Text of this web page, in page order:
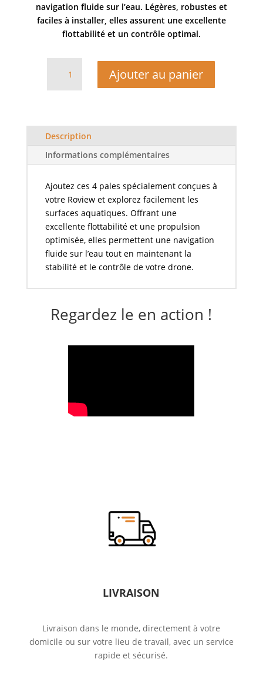
navigation fluide sur l’eau. Légères, robustes et
faciles à installer, elles assurent une excellente
flottabilité et un contrôle optimal.
Lot
Pales
Roview
Ajouter au panier
Description
Informations complémentaires
Ajoutez ces 4 pales spécialement conçues à
votre Roview et explorez facilement les
surfaces aquatiques. Offrant une
excellente flottabilité et une propulsion
optimisée, elles permettent une navigation
fluide sur l’eau tout en maintenant la
stabilité et le contrôle de votre drone.
Regardez le en action !
LIVRAISON
Livraison dans le monde, directement à votre
domicile ou sur votre lieu de travail, avec un service
rapide et sécurisé.